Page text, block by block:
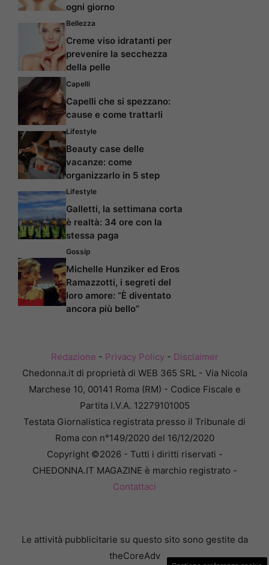
ogni giorno
Bellezza
Creme viso idratanti per
prevenire la secchezza
della pelle
Capelli
Capelli che si spezzano:
cause e come trattarli
Lifestyle
Beauty case delle
vacanze: come
organizzarlo in 5 step
Lifestyle
Galletti, la settimana corta
è realtà: 34 ore con la
stessa paga
Gossip
Michelle Hunziker ed Eros
Ramazzotti, i segreti del
loro amore: “È diventato
ancora più bello”
Redazione - Privacy Policy- Disclaimer
Chedonna.it di proprietà di WEB 365 SRL - Via Nicola
Marchese 10, 00141 Roma (RM) - Codice Fiscale e
Partita I.V.A. 12279101005
Testata Giornalistica registrata presso il Tribunale di
Roma con n°149/2020 del 16/12/2020
Copyright ©2026 - Tutti i diritti riservati -
CHEDONNA.IT MAGAZINE è marchio registrato -
Contattaci
Le attività pubblicitarie su questo sito sono gestite da
theCoreAdv